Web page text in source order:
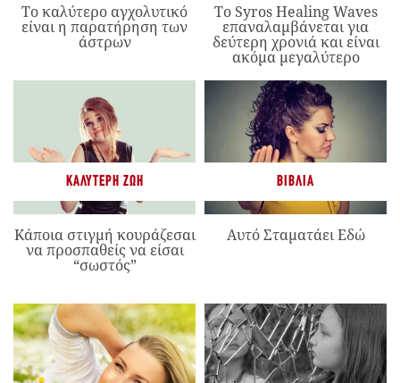
Το καλύτερο αγχολυτικό
είναι η παρατήρηση των
άστρων
Το Syros Healing Waves
επαναλαμβάνεται για
δεύτερη χρονιά και είναι
ακόμα μεγαλύτερο
ΚΑΛΎΤΕΡΗ ΖΩΉ
Κάποια στιγμή κουράζεσαι
να προσπαθείς να είσαι
“σωστός”
ΒΙΒΛΊΑ
Αυτό Σταματάει Εδώ